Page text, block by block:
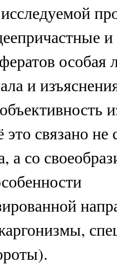
особая
и
это связано не
а со